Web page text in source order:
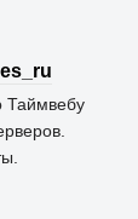
‏@iCases_ru
Таймвебу